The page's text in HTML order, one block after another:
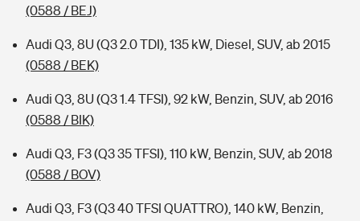
(0588 / BEJ)
Audi Q3, 8U (Q3 2.0 TDI), 135 kW, Diesel, SUV, ab 2015
(0588 / BEK)
Audi Q3, 8U (Q3 1.4 TFSI), 92 kW, Benzin, SUV, ab 2016
(0588 / BIK)
Audi Q3, F3 (Q3 35 TFSI), 110 kW, Benzin, SUV, ab 2018
(0588 / BOV)
Audi Q3, F3 (Q3 40 TFSI QUATTRO), 140 kW, Benzin,